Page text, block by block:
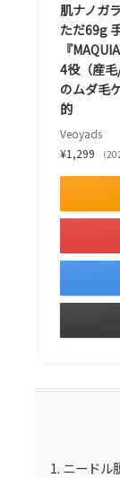
肌ナノガ
ただ69g
『
4役（産
のムダ毛
的
Veoyads
¥1,299
（
ニードル